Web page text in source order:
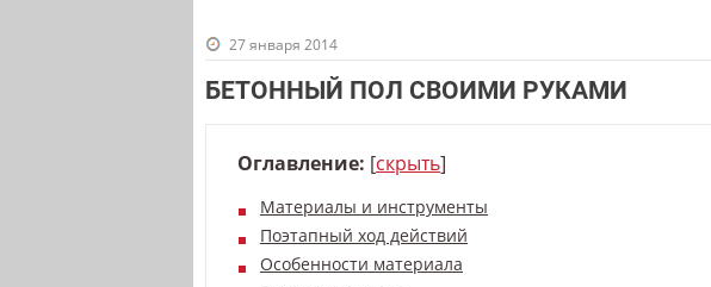
27 января 2014
БЕТОННЫЙ ПОЛ СВОИМИ РУКАМИ
Оглавление: [скрыть]
Материалы и инструменты
Поэтапный ход действий
Особенности материала